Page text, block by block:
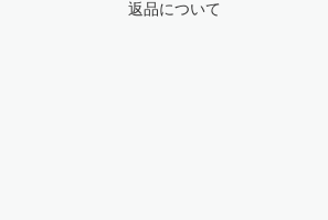
返品について